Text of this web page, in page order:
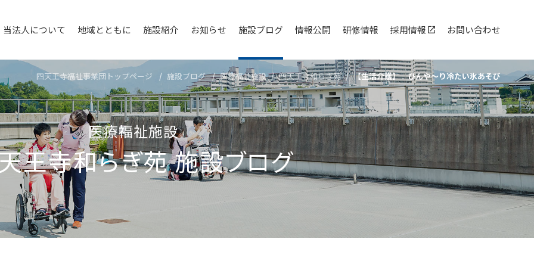
当法人について 地域とともに 施設紹介 お知らせ 施設ブログ 情報公開 研修情報 採用情報 お問い合わせ
四天王寺福祉事業団トップページ 施設ブログ 医療福祉施設 四天王寺和らぎ苑 【生活介護】 ひんや～り冷たい氷あそび
医療福祉施設
王寺和らぎ苑施設ブログ